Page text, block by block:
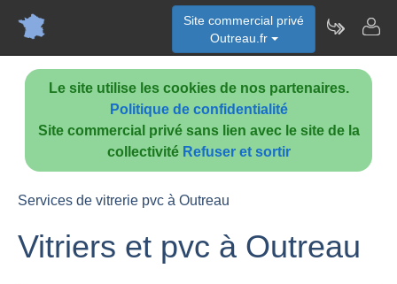
Le site utilise les cookies de nos partenaires.
Politique de confidentialité
Site commercial privé sans lien avec le site de la
collectivité Refuser et sortir
Site commercial privé
Outreau.fr
Services de vitrerie pvc à Outreau
Vitriers et pvc à Outreau